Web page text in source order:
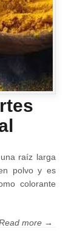
raíz larga
polvo y es
colorante
more →